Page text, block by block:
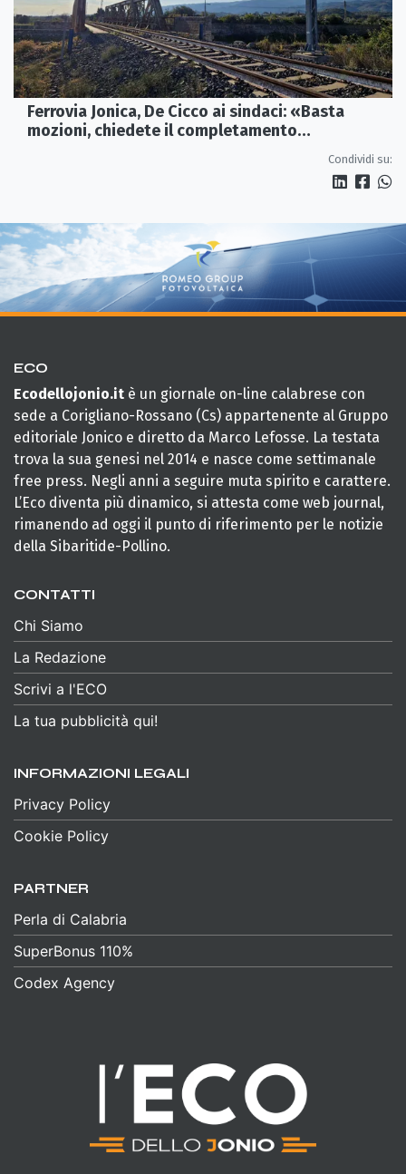
Ferrovia Jonica, De Cicco ai sindaci: «Basta
mozioni, chiedete il completamento
Condividi su:
ECO
Ecodellojonio.it è un giornale on-line calabrese con
sede a Corigliano-Rossano (Cs) appartenente al Gruppo
editoriale Jonico e diretto da Marco Lefosse. La testata
trova la sua genesi nel 2014 e nasce come settimanale
free press. Negli anni a seguire muta spirito e carattere.
L’Eco diventa più dinamico, si attesta come web journal,
rimanendo ad oggi il punto di riferimento per le notizie
della Sibaritide-Pollino.
CONTATTI
Chi Siamo
La Redazione
Scrivi a l'ECO
La tua pubblicità qui!
INFORMAZIONI LEGALI
Privacy Policy
Cookie Policy
PARTNER
Perla di Calabria
SuperBonus 110%
Codex Agency